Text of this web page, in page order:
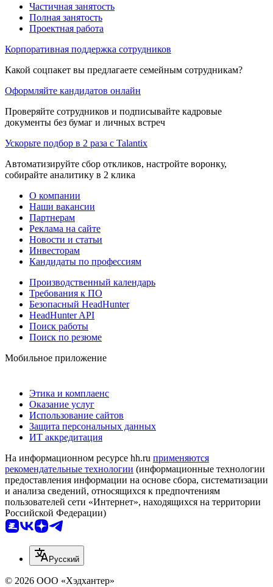
Частичная занятость
Полная занятость
Проектная работа
Корпоративная поддержка сотрудников
Какой соцпакет вы предлагаете семейным сотрудникам?
Оформляйте кандидатов онлайн
Проверяйте сотрудников и подписывайте кадровые
документы без бумаг и личных встреч
Ускорьте подбор в 2 раза с Talantix
Автоматизируйте сбор откликов, настройте воронку,
собирайте аналитику в 2 клика
О компании
Наши вакансии
Партнерам
Реклама на сайте
Новости и статьи
Инвесторам
Кандидаты по профессиям
Производственный календарь
Требования к ПО
Безопасный HeadHunter
HeadHunter API
Поиск работы
Поиск по резюме
Мобильное приложение
Этика и комплаенс
Оказание услуг
Использование сайтов
Защита персональных данных
ИТ аккредитация
На информационном ресурсе hh.ru применяются
рекомендательные технологии (информационные технологии
предоставления информации на основе сбора, систематизации
и анализа сведений, относящихся к предпочтениям
пользователей сети «Интернет», находящихся на территории
Российской Федерации)
Русский
© 2026 ООО «Хэдхантер»